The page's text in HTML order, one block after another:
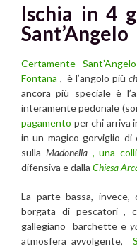
Ischia in 4
Sant’Angelo
Certamente Sant’Angelo
Fontana , è l’angolo più
ancora più speciale è
interamente pedonale
pagamento per chi arriva
in un magico gorviglio
sulla Madonella, una
difensiva e dalla Chiesa
La parte bassa,
borgata di pescatori ,
gallegiano barchette e
atmosfera avvolgente,